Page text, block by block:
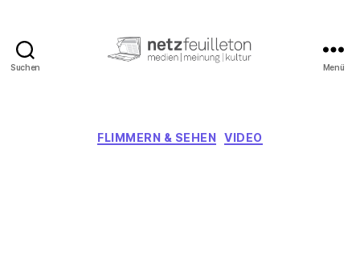
Suchen Menü
Kategorien
FLIMMERN & SEHEN VIDEO